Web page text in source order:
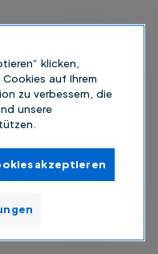
klicken,
auf Ihrem
zu verbessern, die
unsere
akzeptieren